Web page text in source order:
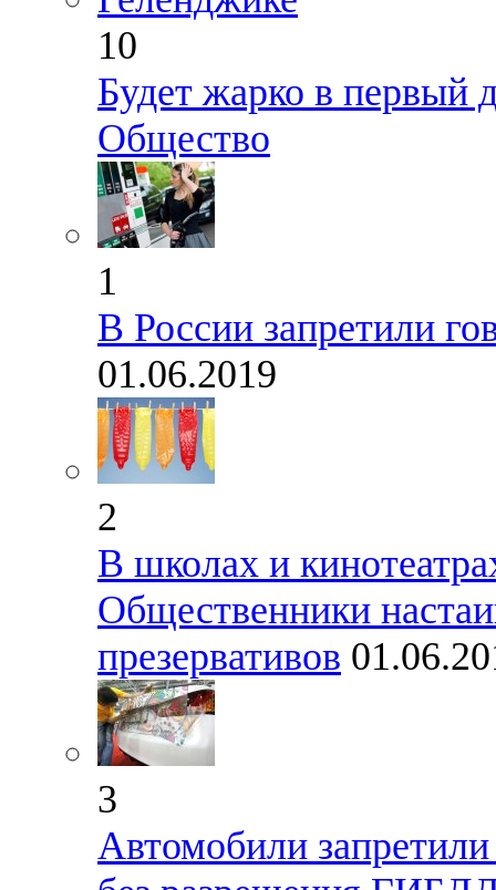
10
Будет жарко в первый
Общество
1
В России запретили
01.06.2019
2
В школах и
Общественники
презервативов
3
Автомобили